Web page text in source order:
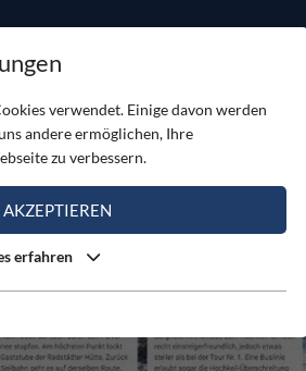
verwendet. Einige davon werden
andere ermöglichen, Ihre
zu verbessern.
AKZEPTIEREN
erfahren